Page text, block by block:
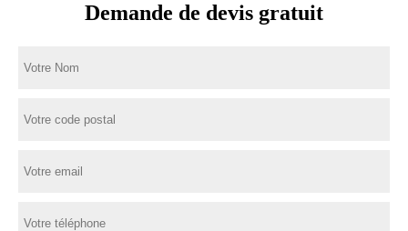
Demande de devis gratuit